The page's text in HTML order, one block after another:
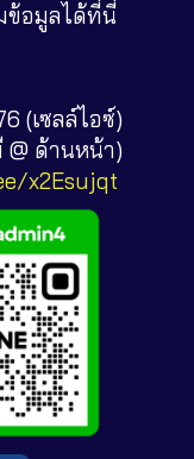
ข้อมูลได้ที่นี่
(เซลล์ไอซ์)
@ ด้านหน้า)
x2Esujqt